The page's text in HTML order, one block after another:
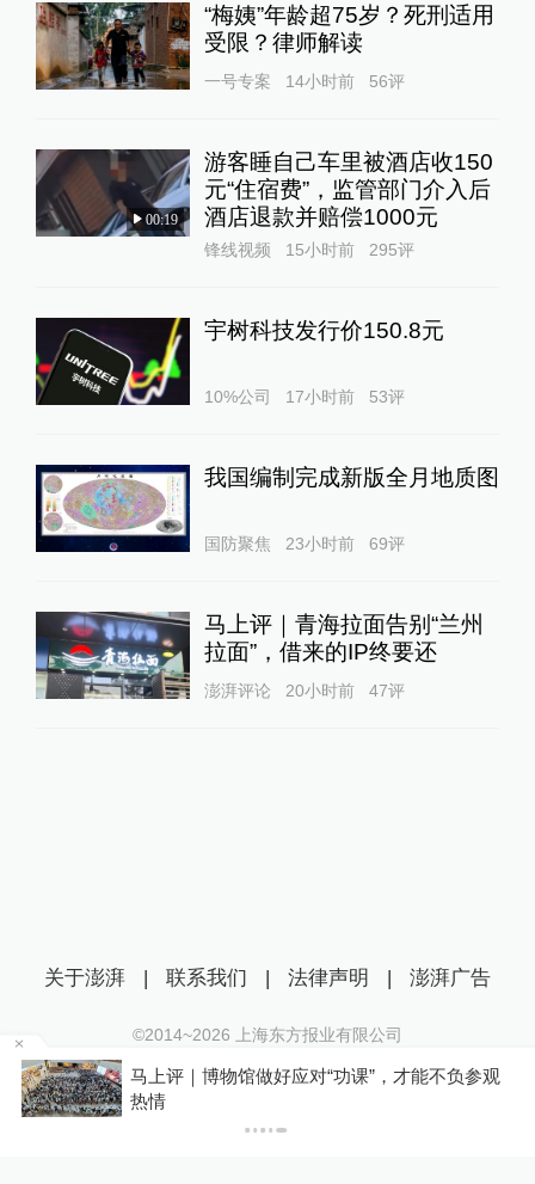
“梅姨”年龄超75岁？死刑适用
受限？律师解读
一号专案 14小时前 56评
00:19
游客睡自己车里被酒店收150
元“住宿费”，监管部门介入后
酒店退款并赔偿1000元
锋线视频 15小时前 295评
宇树科技发行价150.8元
10%公司 17小时前 53评
我国编制完成新版全月地质图
国防聚焦 23小时前 69评
马上评｜青海拉面告别“兰州
拉面”，借来的IP终要还
澎湃评论 20小时前 47评
马上评｜博物馆做好应对“功课”，才能不负参观
热情
关于澎湃 | 联系我们 | 法律声明 | 澎湃广告
©2014~2026 上海东方报业有限公司
沪ICP证：沪B2-20170116 | 沪ICP备14003370号
互联网新闻信息服务许可证：31120170006
沪公网安备 31010602000299号